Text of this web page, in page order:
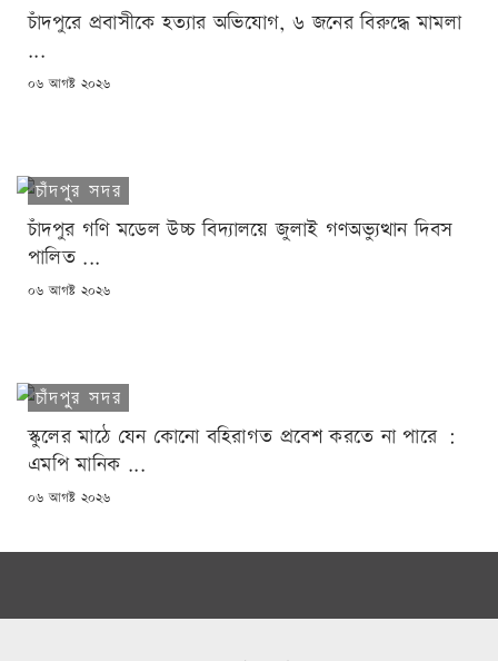
চাঁদপুরে প্রবাসীকে হত্যার অভিযোগ, ৬ জনের বিরুদ্ধে মামলা
...
POSTED
০৬ আগষ্ট ২০২৬
চাঁদপুর সদর
চাঁদপুর গণি মডেল উচ্চ বিদ্যালয়ে জুলাই গণঅভ্যুত্থান দিবস
পালিত ...
POSTED
০৬ আগষ্ট ২০২৬
চাঁদপুর সদর
স্কুলের মাঠে যেন কোনো বহিরাগত প্রবেশ করতে না পারে :
এমপি মানিক ...
POSTED
০৬ আগষ্ট ২০২৬